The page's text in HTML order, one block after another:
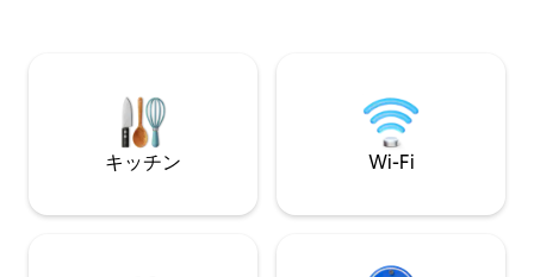
いただけます。リラックスした休暇に理
想的なロケーション。無料駐車場。
物
キッチン Wi-Fi